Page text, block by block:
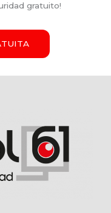
gratuito!